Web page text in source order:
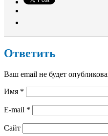
Ответить
Ваш email не будет
Имя *
E-mail *
Сайт